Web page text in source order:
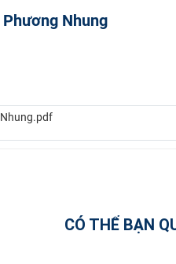
Nhung
CÓ THỂ BẠN